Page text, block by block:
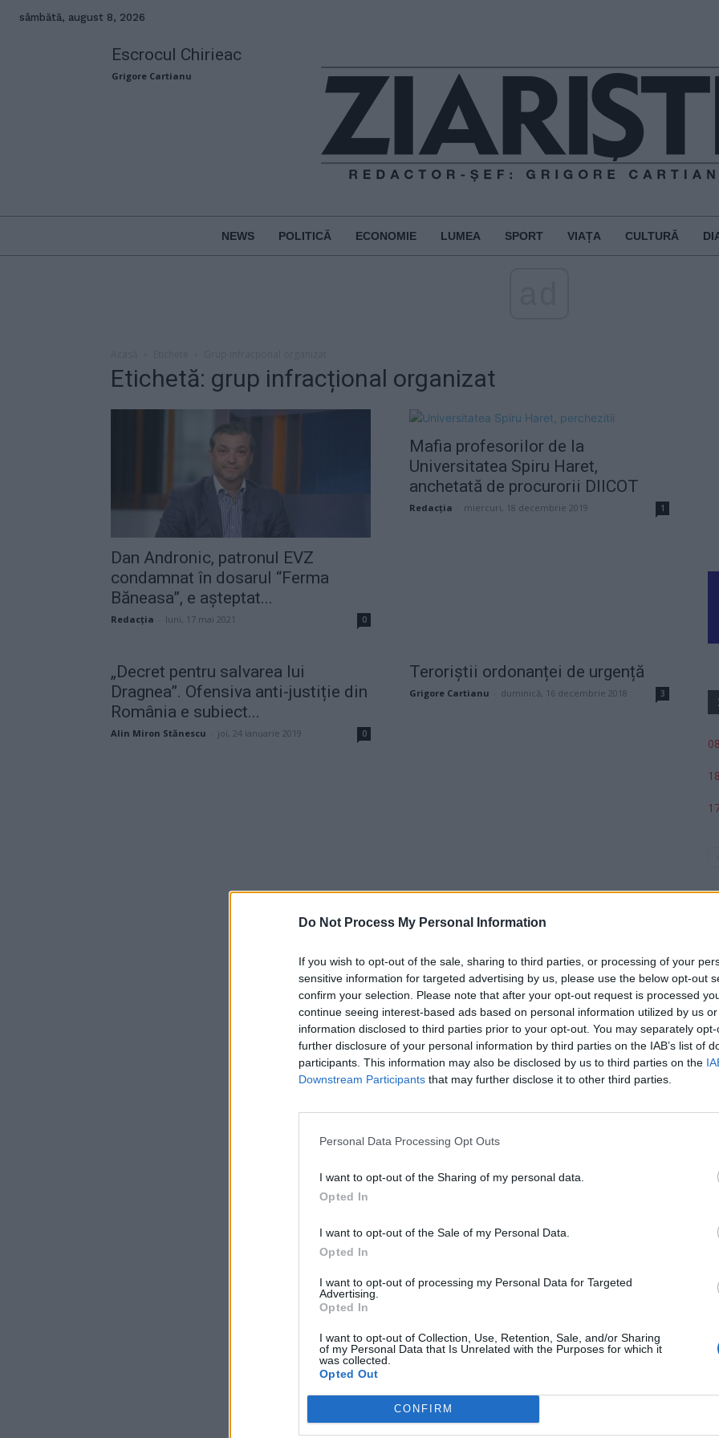
Do Not Process My Personal Information
If you wish to opt-out of the sale, sharing to third parties, or processing of your
sensitive information for targeted advertising by us, please use the below opt-out
confirm your selection. Please note that after your opt-out request is processed
continue seeing interest-based ads based on personal information utilized by us
information disclosed to third parties prior to your opt-out. You may separately
further disclosure of your personal information by third parties on the IAB’s list of
participants. This information may also be disclosed by us to third parties on the
Downstream Participants that may further disclose it to other third parties.
Personal Data Processing Opt Outs
I want to opt-out of the Sharing of my personal data.
Opted In
I want to opt-out of the Sale of my Personal Data.
Opted In
I want to opt-out of processing my Personal Data for Targeted
Advertising.
Opted In
I want to opt-out of Collection, Use, Retention, Sale, and/or Sharing
of my Personal Data that Is Unrelated with the Purposes for which it
was collected.
Opted Out
CONFIRM
sâmbătă, august 8, 2026
Escrocul Chirieac
Grigore Cartianu
NEWS POLITICĂ ECONOMIE LUMEA SPORT VIAȚA CULTURĂ
Etichetă: grup infracțional organizat
Dan Andronic, patronul EVZ
condamnat în dosarul “Ferma
Băneasa”, e așteptat...
Redacţia luni, 17 mai 2021 0
Mafia profesorilor de la
Universitatea Spiru Haret,
anchetată de procurorii DIICOT
Redacţia miercuri, 18 decembrie 2019 1
„Decret pentru salvarea lui
Dragnea”. Ofensiva anti-justiție din
România e subiect...
Alin Miron Stănescu joi, 24 ianuarie 2019 0
Teroriștii ordonanței de urgență
Grigore Cartianu duminică, 16 decembrie 2018 3